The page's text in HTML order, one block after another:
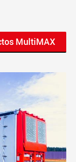
MultiMAX